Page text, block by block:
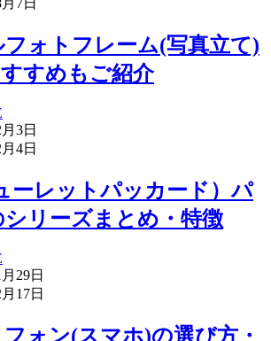
7日
ォトフレーム(写真立て)
すめもご紹介
3日
4日
ーレットパッカード）パ
リーズまとめ・特徴
29日
17日
ォン(スマホ)の選び方・